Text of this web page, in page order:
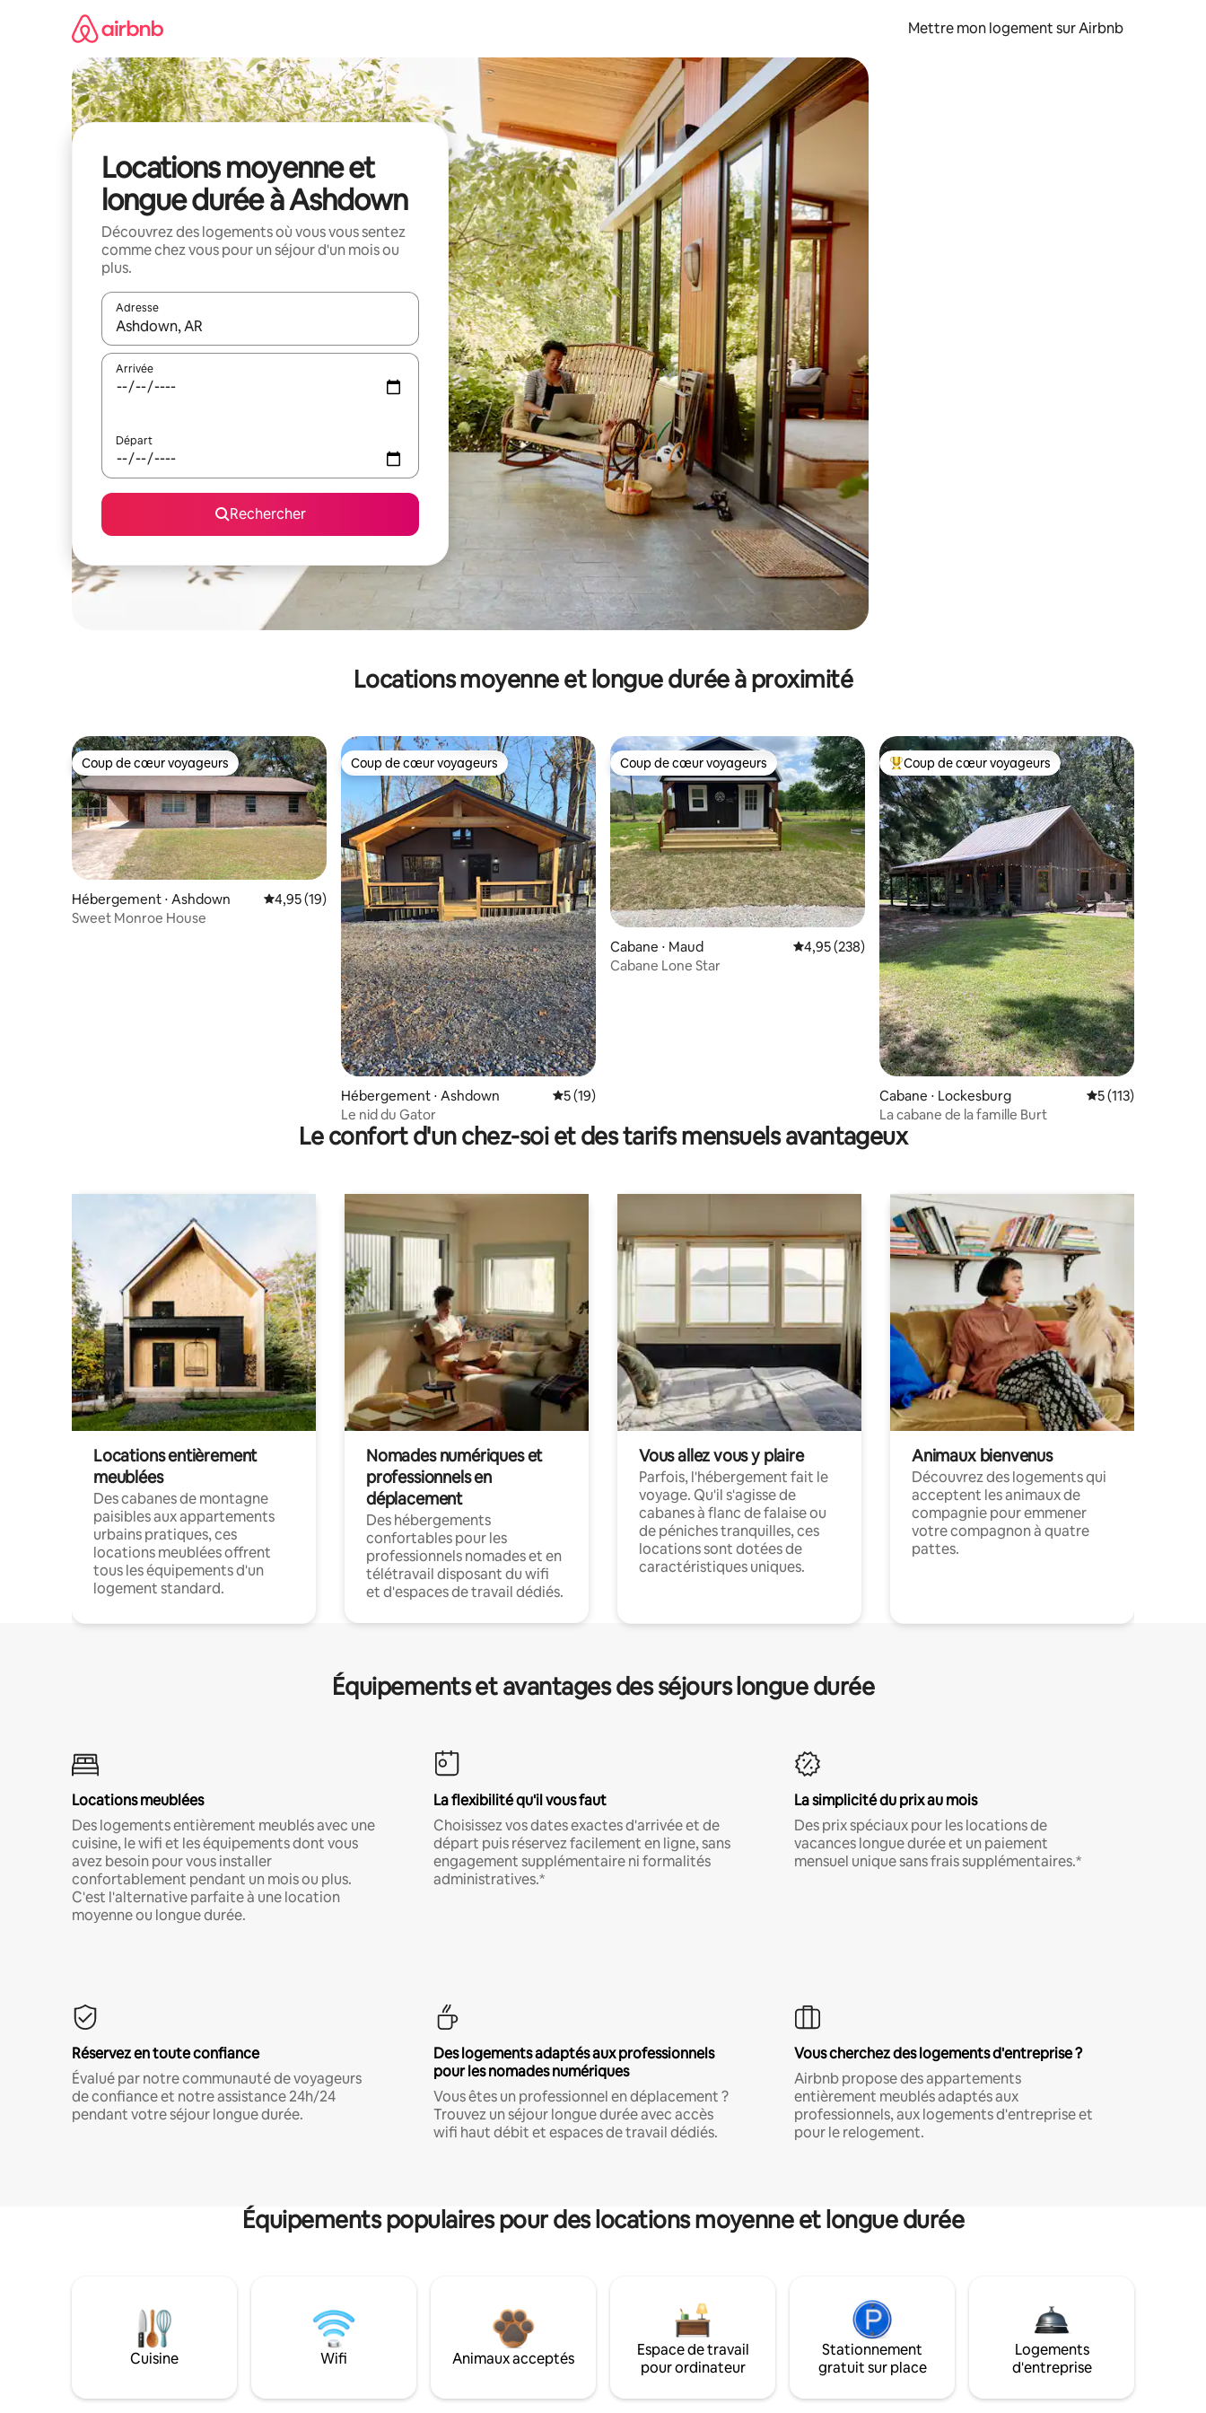
Mettre mon logement sur Airbnb
Locations moyenne et
longue durée à Ashdown
Découvrez des logements où vous vous sentez
comme chez vous pour un séjour d'un mois ou
plus.
Adresse
Lorsque les résultats s'affichent, utilisez les flèches vers le haut et vers le bas pour les parcourir ou en appuyant et en faisant glisser.
Arrivée
Départ
Rechercher
Locations moyenne et longue durée à proximité
Coup de cœur voyageurs
Coup de cœur voyageurs
Hébergement ⋅ Ashdown Évaluation moyenne sur la base de 19 commentaires : 4,95 sur 5
4,95 (19)
Sweet Monroe House
Coup de cœur voyageurs
Coup de cœur voyageurs
Hébergement ⋅ Ashdown Évaluation moyenne sur la base de 19 commentaires : 5 sur 5
5 (19)
Le nid du Gator
Coup de cœur voyageurs
Coup de cœur voyageurs
Cabane ⋅ Maud Évaluation moyenne sur la base de 238 commentaires : 4,95 sur 5
4,95 (238)
Cabane Lone Star
Coups de cœur voyageurs les plus appréciés
Coup de cœur voyageurs
Cabane ⋅ Lockesburg Évaluation
5 (113)
La cabane de la famille Burt
Le confort d'un chez-soi et des tarifs mensuels avantageux
Locations entièrement
meublées
Des cabanes de montagne
paisibles aux appartements
urbains pratiques, ces
locations meublées offrent
tous les équipements d'un
logement standard.
Nomades numériques et
professionnels en
déplacement
Des hébergements
confortables pour les
professionnels nomades et en
télétravail disposant du wifi
et d'espaces de travail dédiés.
Vous allez vous y plaire
Parfois, l'hébergement fait le
voyage. Qu'il s'agisse de
cabanes à flanc de falaise ou
de péniches tranquilles, ces
locations sont dotées de
caractéristiques uniques.
Animaux bienvenus
Découvrez des logements qui
acceptent les animaux de
compagnie pour emmener
votre compagnon à quatre
pattes.
Équipements et avantages des séjours longue durée
Locations meublées
Des logements entièrement meublés avec une
cuisine, le wifi et les équipements dont vous
avez besoin pour vous installer
confortablement pendant un mois ou plus.
C'est l'alternative parfaite à une location
moyenne ou longue durée.
La flexibilité qu'il vous faut
Choisissez vos dates exactes d'arrivée et de
départ puis réservez facilement en ligne, sans
engagement supplémentaire ni formalités
administratives.*
La simplicité du prix au mois
Des prix spéciaux pour les locations de
vacances longue durée et un paiement
mensuel unique sans frais supplémentaires.*
Réservez en toute confiance
Évalué par notre communauté de voyageurs
de confiance et notre assistance 24h/24
pendant votre séjour longue durée.
Des logements adaptés aux professionnels
pour les nomades numériques
Vous êtes un professionnel en déplacement ?
Trouvez un séjour longue durée avec accès
wifi haut débit et espaces de travail dédiés.
Vous cherchez des logements d'entreprise ?
Airbnb propose des appartements
entièrement meublés adaptés aux
professionnels, aux logements d'entreprise et
pour le relogement.
Équipements populaires pour des locations moyenne et longue durée
Cuisine Wifi Animaux acceptés
Espace de travail
pour ordinateur
Stationnement
gratuit sur place
Logements
d'entreprise